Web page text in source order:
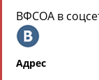
ВФСОА в
Адрес